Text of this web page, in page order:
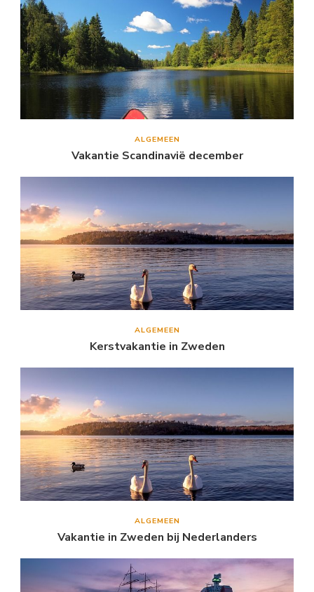
ALGEMEEN
Vakantie Scandinavië december
ALGEMEEN
Kerstvakantie in Zweden
ALGEMEEN
Vakantie in Zweden bij Nederlanders